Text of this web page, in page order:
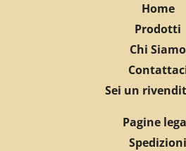
Home
Prodotti
Chi Siamo
Sei un
Pagine
Spedizioni